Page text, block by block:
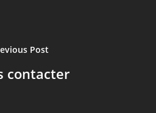
Post
contacterRèglement intérieur